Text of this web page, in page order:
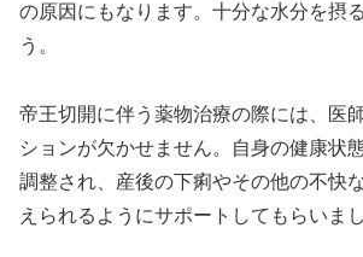
の原因にもなります。十分な水分を摂
う。
帝王切開に伴う薬物治療の際には、医
ションが欠かせません。自身の健康状
調整され、産後の下痢やその他の不快
えられるようにサポートしてもらいまし